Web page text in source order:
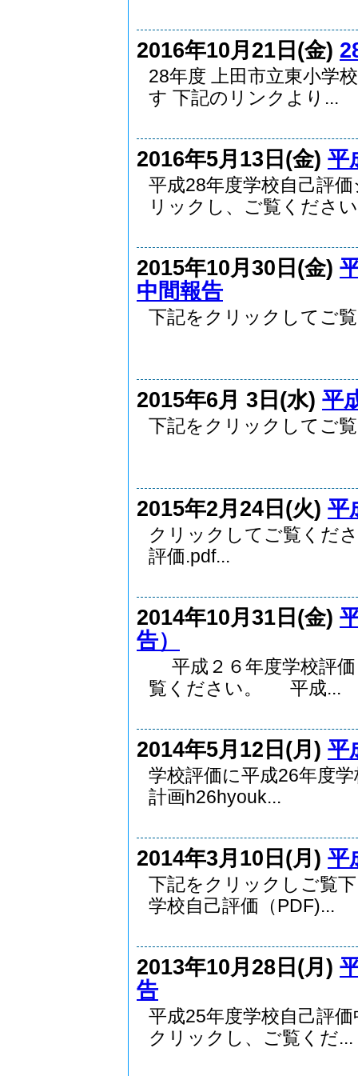
2016年10月21日(金)
28年度 上田市立東小学
す 下記のリンクより...
2016年5月13日(金) 平
平成28年度学校自己評
リックし、ご覧くださ
2015年10月30日(金)
中間報告
下記をクリックしてご
2015年6月 3日(水) 平
下記をクリックしてご
2015年2月24日(火) 平
クリックしてご覧く
評価.pdf...
2014年10月31日(金)
告）
平成２６年度学校評
覧ください。 平成...
2014年5月12日(月) 平
学校評価に平成26年度
計画h26hyouk...
2014年3月10日(月) 平
下記をクリックしご
学校自己評価（PDF)...
2013年10月28日(月)
告
平成25年度学校自己評
クリックし、ご覧くだ...